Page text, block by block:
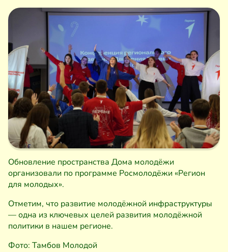
Обновление пространства Дома молодёжи
организовали по программе Росмолодёжи «Регион
для молодых».
Отметим, что развитие молодёжной инфраструктуры
— одна из ключевых целей развития молодёжной
политики в нашем регионе.
Фото: Тамбов Молодой